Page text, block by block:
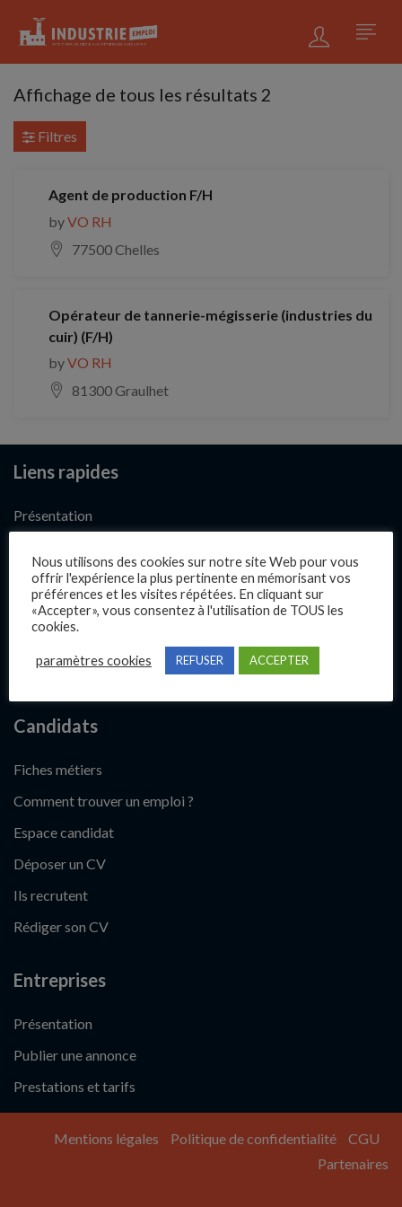
Affichage de tous les résultats 2
Filtres
Agent de production F/H
byVO RH
77500 Chelles
Opérateur de tannerie-mégisserie (industries du
cuir) (F/H)
byVO RH
81300 Graulhet
Liens rapides
Présentation
Offres d’emploi
Questions fréquentes
Contact
Candidats
Fiches métiers
Comment trouver un emploi ?
Espace candidat
Déposer un CV
Ils recrutent
Rédiger son CV
Entreprises
Présentation
Publier une annonce
Prestations et tarifs
Mentions légales Politique de confidentialité
CGU
Partenaires
Nous utilisons des cookies sur notre site Web pour vous
offrir l'expérience la plus pertinente en mémorisant vos
préférences et les visites répétées. En cliquant sur
«Accepter», vous consentez à l'utilisation de TOUS les
cookies.
paramètres cookies REFUSER ACCEPTER